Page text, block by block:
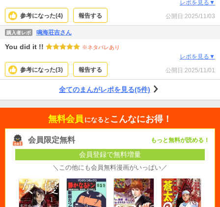
レポを見る▼
参考になった(4) 報告する 公開日:2025/11/03
購入者レポ 鳴海荘吉さん
You did it !! ※ネタバレあり
レポを見る▼
参考になった(3) 報告する 公開日:2025/11/01
全てのまんがレポを見る(5件)
無料会員 になると こんなにお得！
会員限定無料 もっと無料が読める！
会員登録で無料増量
＼この他にも会員無料漫画がいっぱい／